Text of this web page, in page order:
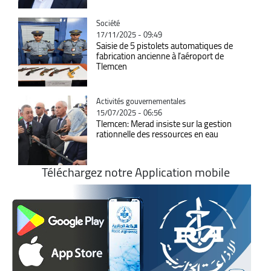
Catégorie
Société
17/11/2025 - 09:49
Saisie de 5 pistolets automatiques de
fabrication ancienne à l’aéroport de
Tlemcen
Catégorie
Activités gouvernementales
15/07/2025 - 06:56
Tlemcen: Merad insiste sur la gestion
rationnelle des ressources en eau
Téléchargez notre Application mobile